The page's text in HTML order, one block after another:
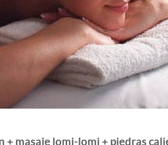
+ masaje lomi-lomi + piedras